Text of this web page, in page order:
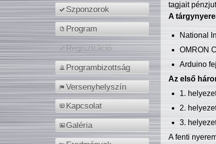
Szponzorok
Program
Regisztráció
Programbizottság
Versenyhelyszín
Kapcsolat
Galéria
tagjait
A
National
OMRON
Arduino
Az első
1.
2.
3.
A fenti